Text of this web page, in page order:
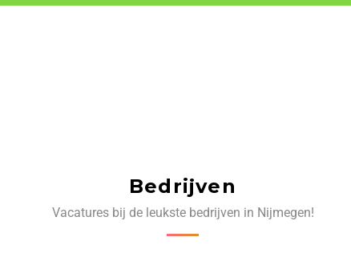
Bedrijven
Vacatures bij de leukste bedrijven in Nijmegen!